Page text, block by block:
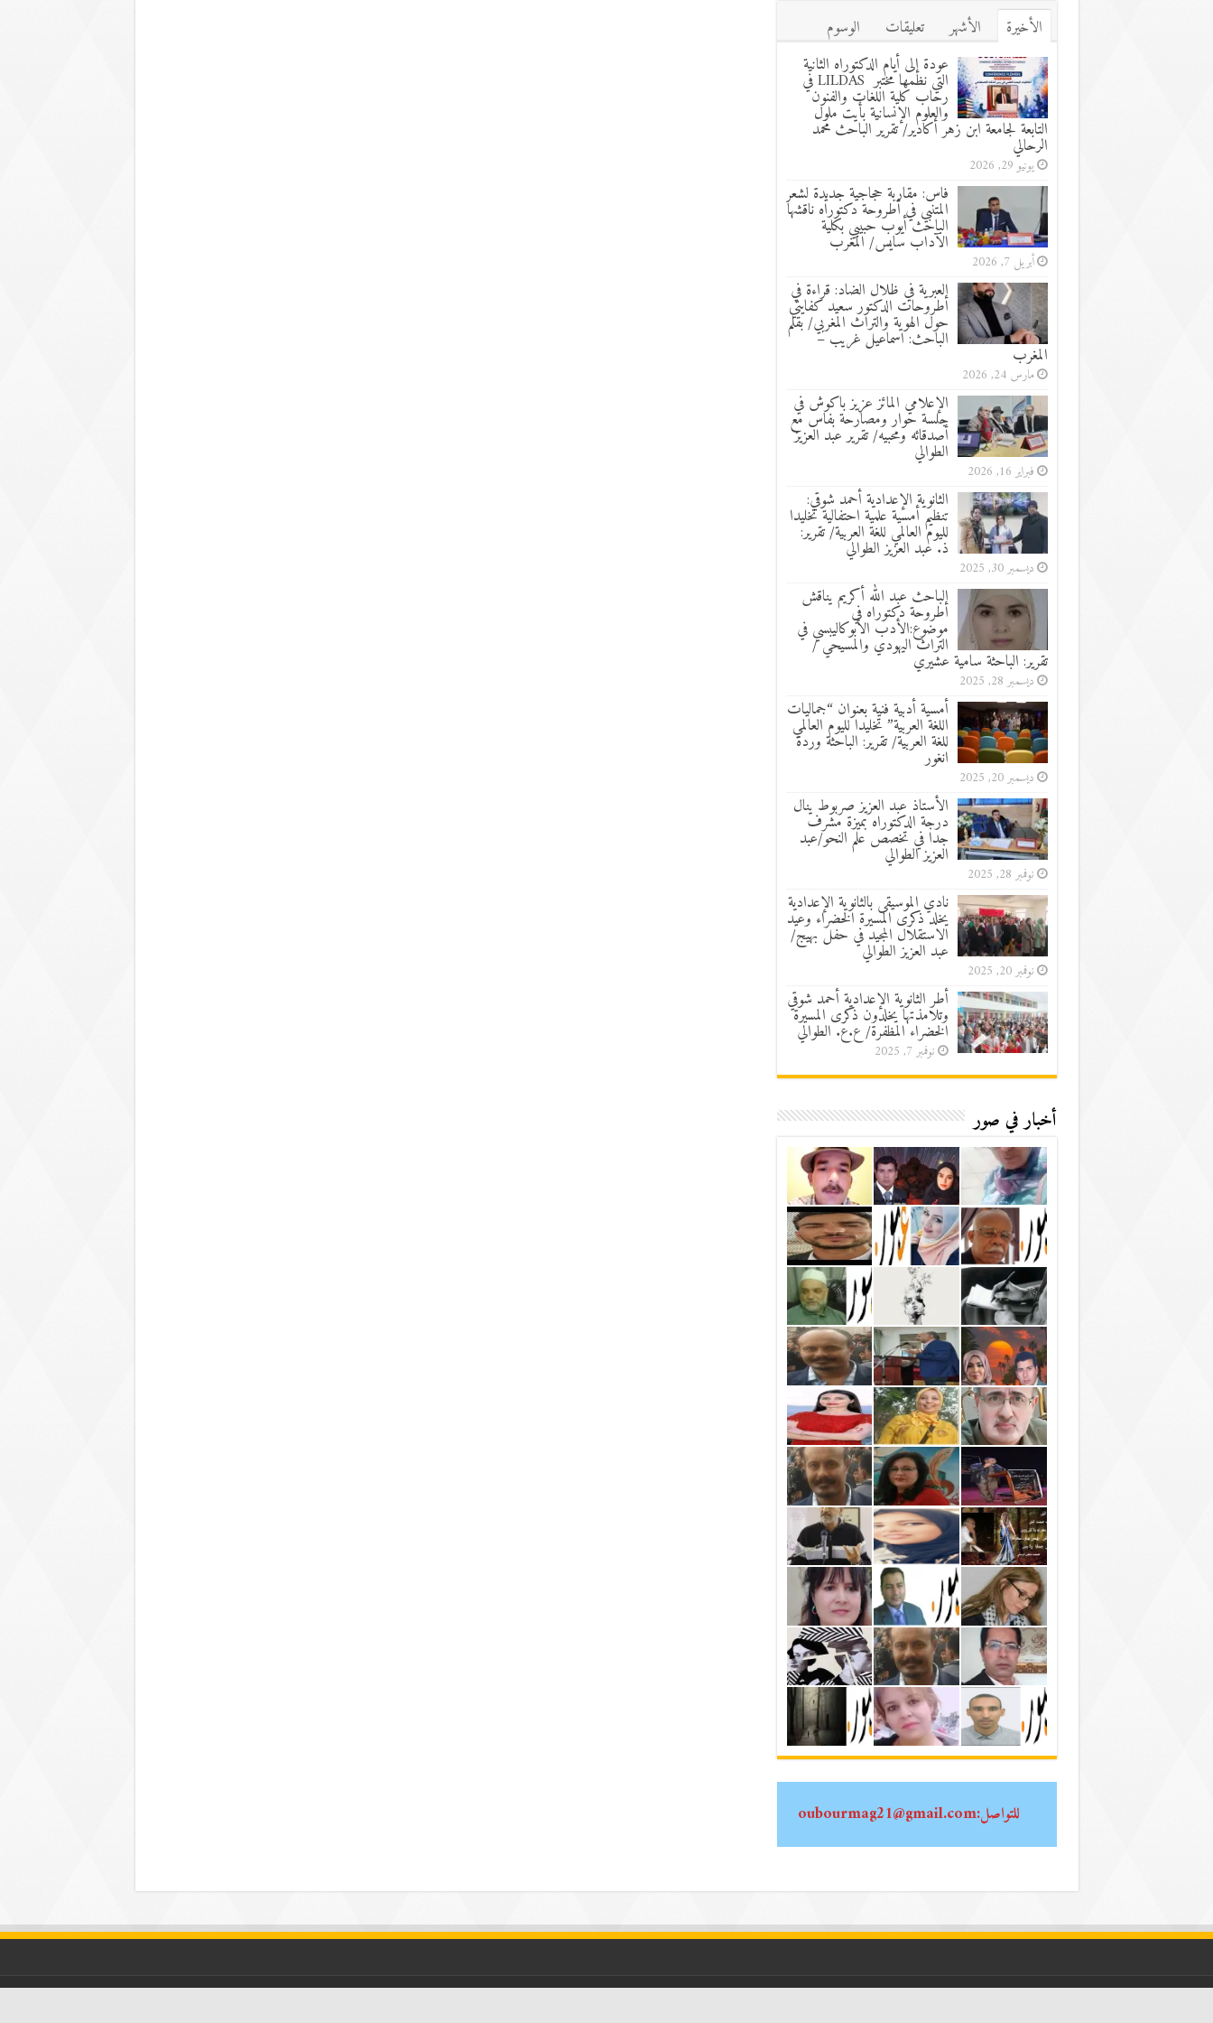
الأخيرة الأشهر تعليقات
الوسوم
عودة إلى أيام الدكتوراه الثانية
التي نظمها مختبر LILDAS في
رحاب كلية اللغات والفنون
والعلوم الإنسانية بأيت ملول
التابعة لجامعة ابن زهر أكادير/ تقرير الباحث محمد
الرحالي
يونيو 29, 2026
فاس: مقاربة حجاجية جديدة لشعر
المتنبي في أطروحة دكتوراه ناقشها
الباحث أيوب حبيبي بكلية
الآداب سايس/ المغرب
أبريل 7, 2026
العبرية في ظلال الضاد: قراءة في
أطروحات الدكتور سعيد كفايتي
حول الهوية والتراث المغربي/ بقلم
الباحث: اسماعيل غريب –
المغرب
مارس 24, 2026
الإعلامي المائز عزيز باكوش في
جلسة حوار ومصارحة بفاس مع
أصدقائه ومحبيه/ تقرير عبد العزيز
الطوالي
فبراير 16, 2026
الثانوية الإعدادية أحمد شوقي:
تنظيم أمسية علمية احتفالية تخليدا
لليوم العالمي للغة العربية/ تقرير:
ذ. عبد العزيز الطوالي
ديسمبر 30, 2025
الباحث عبد الله أكريم يناقش
أطروحة دكتوراه في
موضوع:الأدب الأبوكاليبسي في
التراث اليهودي والمسيحي /
تقرير: الباحثة سامية عشيري
ديسمبر 28, 2025
أمسية أدبية فنية بعنوان “جماليات
اللغة العربية” تخليدا لليوم العالمي
للغة العربية/ تقرير: الباحثة وردة
انغور
ديسمبر 20, 2025
الأستاذ عبد العزيز صربوط ينال
درجة الدكتوراه بميزة مشرف
جدا في تخصص علم النحو/عبد
العزيز الطوالي
نوفمبر 28, 2025
نادي الموسيقى بالثانوية الإعدادية
يخلد ذكرى المسيرة الخضراء وعيد
الاستقلال المجيد في حفل بهيج/
عبد العزيز الطوالي
نوفمبر 20, 2025
أطر الثانوية الإعدادية أحمد شوقي
وتلامذتها يخلدون ذكرى المسيرة
الخضراء المظفرة/ ع.ع. الطوالي
نوفمبر 7, 2025
أخبار في صور
للتواصل:oubourmag21@gmail.com